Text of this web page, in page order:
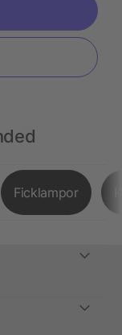
Ficklampor